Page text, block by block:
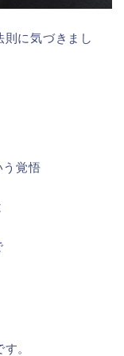
に気づきまし
う覚悟
。